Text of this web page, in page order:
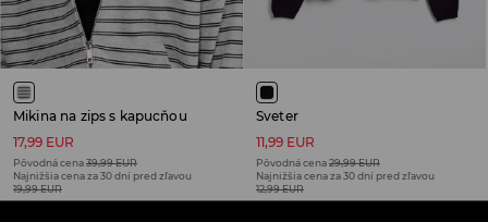
Mikina na zips s kapucňou
17,99 EUR
Pôvodná cena39,99 EUR
Najnižšia cena za 30 dní pred zľavou
19,99 EUR
Sveter
11,99 EUR
Pôvodná cena29,99 EUR
Najnižšia cena za 30 dní pred zľavou
12,99 EUR